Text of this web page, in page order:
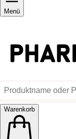
Menü
Warenkorb